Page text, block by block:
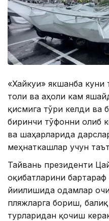
«Хайкуи» якшанба
тоғли ва аҳоли кам
қисмига тўғри келди ва
биринчи тўфонни олиб
ва шаҳарларида
меҳнаткашлар учун
Тайвань президенти
оқибатларини
йиғилишида одамлар
пляжларга бориш,
турларидан қочиш